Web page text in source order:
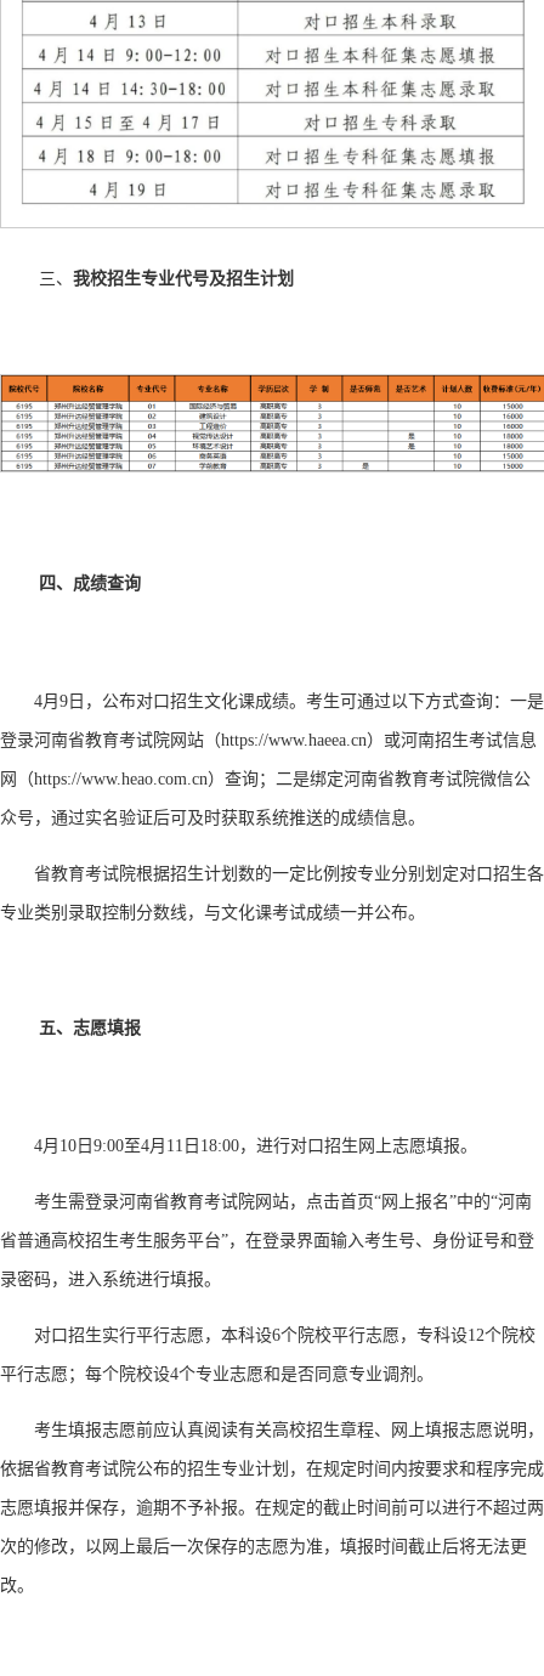
三、 我校招生专业代号及招生计划
四、成绩查询
4月9日，公布对口招生文化课成绩。考生可通过以下方式查询：一是
登录河南省教育考试院网站（https://www.haeea.cn）或河南招生考试信息
网（https://www.heao.com.cn）查询；二是绑定河南省教育考试院微信公
众号，通过实名验证后可及时获取系统推送的成绩信息。
省教育考试院根据招生计划数的一定比例按专业分别划定对口招生各
专业类别录取控制分数线，与文化课考试成绩一并公布。
五、志愿填报
4月10日9:00至4月11日18:00，进行对口招生网上志愿填报。
考生需登录河南省教育考试院网站，点击首页“网上报名”中的“河南
省普通高校招生考生服务平台”，在登录界面输入考生号、身份证号和登
录密码，进入系统进行填报。
对口招生实行平行志愿，本科设6个院校平行志愿，专科设12个院校
平行志愿；每个院校设4个专业志愿和是否同意专业调剂。
考生填报志愿前应认真阅读有关高校招生章程、网上填报志愿说明，
依据省教育考试院公布的招生专业计划，在规定时间内按要求和程序完成
志愿填报并保存，逾期不予补报。在规定的截止时间前可以进行不超过两
次的修改，以网上最后一次保存的志愿为准，填报时间截止后将无法更
改。